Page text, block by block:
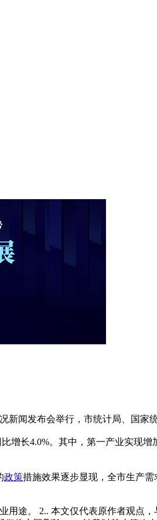
新闻发布会举行，市统计局、国家
长4.0%。其中，第一产业实现
政策措施效果逐步显现，全市生产
途。 2.. 本文仅代表原作者观点